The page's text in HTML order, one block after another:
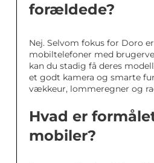
forældede?
Nej. Selvom fokus for Doro
mobiltelefoner med
kan du stadig få deres
et godt kamera og smarte
vækkeur, lommeregner og
Hvad er
mobiler?